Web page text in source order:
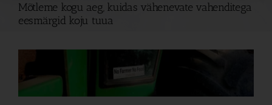
Mõtleme kogu aeg, kuidas vähenevate vahenditega
eesmärgid koju tuua